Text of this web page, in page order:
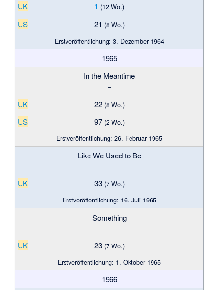
UK 1 (12 Wo.)
US 21 (8 Wo.)
Erstveröffentlichung: 3. Dezember 1964
1965
In the Meantime
–
UK 22 (8 Wo.)
US 97 (2 Wo.)
Erstveröffentlichung: 26. Februar 1965
Like We Used to Be
–
UK 33 (7 Wo.)
Erstveröffentlichung: 16. Juli 1965
Something
–
UK 23 (7 Wo.)
Erstveröffentlichung: 1. Oktober 1965
1966